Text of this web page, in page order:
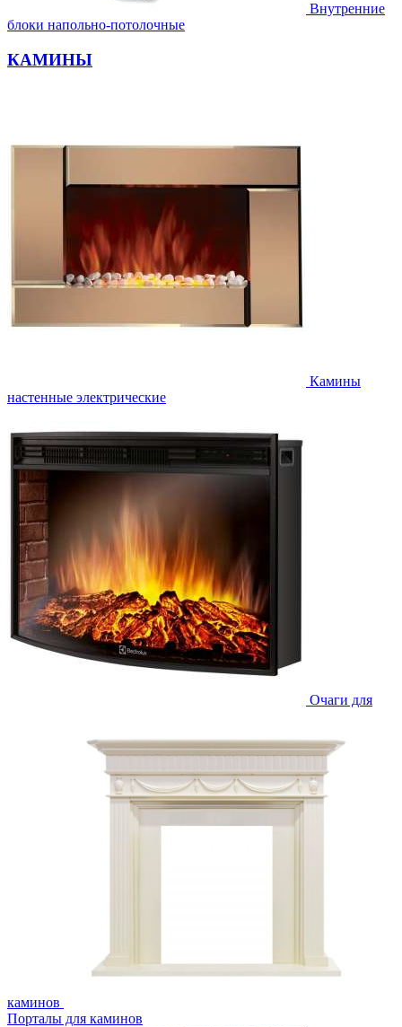
Внутренние
блоки напольно-потолочные
КАМИНЫ
Камины
настенные электрические
Очаги для
каминов
Порталы для каминов